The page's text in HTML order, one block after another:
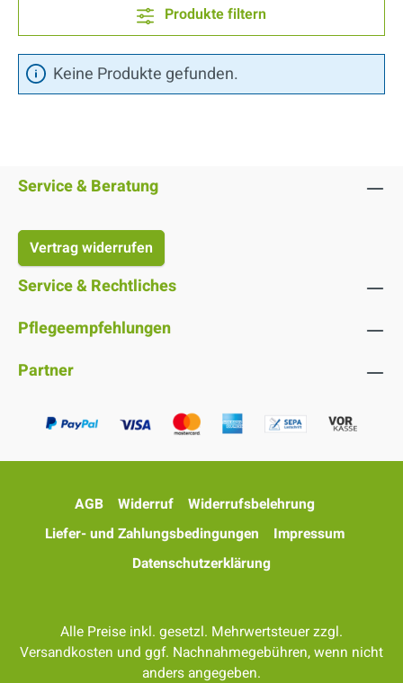
Produkte filtern
Keine Produkte gefunden.
Service & Beratung
Vertrag widerrufen
Service & Rechtliches
Pflegeempfehlungen
Partner
AGB Widerruf
Widerrufsbelehrung
Liefer- und Zahlungsbedingungen
Impressum
Datenschutzerklärung
Alle Preise inkl. gesetzl. Mehrwertsteuer zzgl.
Versandkosten und ggf. Nachnahmegebühren, wenn nicht
anders angegeben.